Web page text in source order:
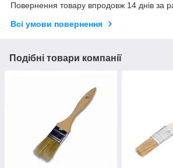
Повернення товару впродовж 14 днів за
Всі умови повернення
Подібні товари компанії